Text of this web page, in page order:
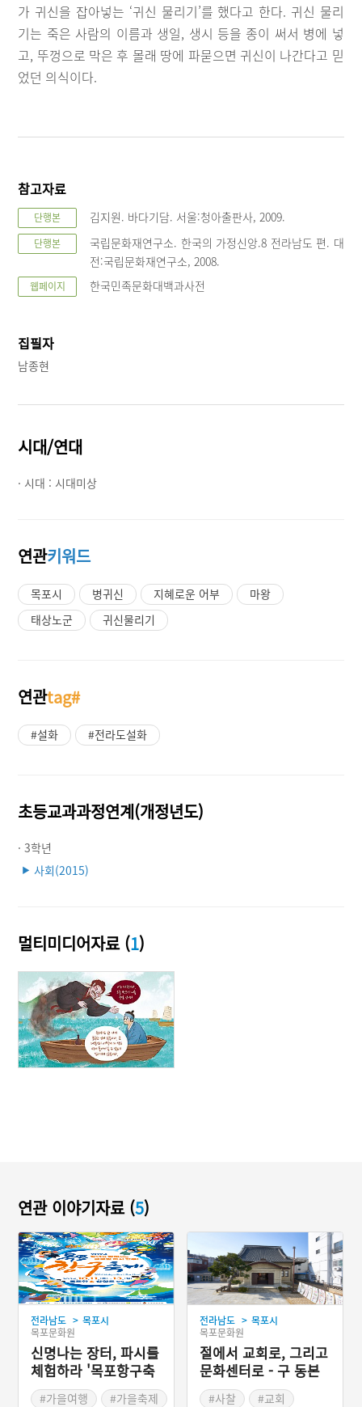
가 귀신을 잡아넣는 ‘귀신 물리기’를 했다고 한다. 귀신 물리
기는 죽은 사람의 이름과 생일, 생시 등을 종이 써서 병에 넣
고, 뚜껑으로 막은 후 몰래 땅에 파묻으면 귀신이 나간다고 믿
었던 의식이다.
참고자료
단행본 김지원. 바다기담. 서울:청아출판사, 2009.
단행본
국립문화재연구소. 한국의 가정신앙.8 전라남도 편. 대
전:국립문화재연구소, 2008.
웹페이지 한국민족문화대백과사전
집필자
남종현
시대/연대
· 시대 : 시대미상
연관키워드
목포시 병귀신 지혜로운 어부
마왕
태상노군
귀신물리기
연관tag#
#설화 #전라도설화
초등교과과정연계(개정년도)
· 3학년
▶ 사회(2015)
멀티미디어자료 (1)
연관 이야기자료 (5)
전라남도 > 목포시
목포문화원
신명나는 장터, 파시를
체험하라 '목포항구축
제'#가을여행 #가을축제
전라남도 > 목포시
목포문화원
절에서 교회로, 그리고
문화센터로 - 구 동본
원사 목포별원
#사찰
#교회